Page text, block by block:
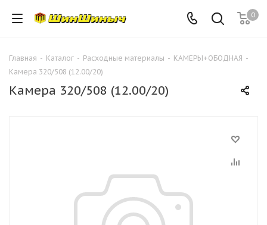
0
Главная - Каталог - Расходные материалы - КАМЕРЫ+ОБОДНАЯ -
Камера 320/508 (12.00/20)
Камера 320/508 (12.00/20)